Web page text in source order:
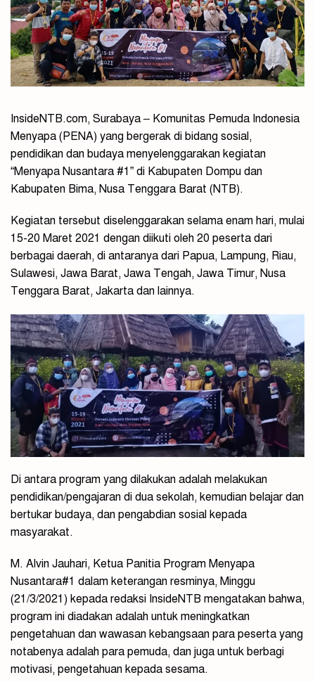
InsideNTB.com, Surabaya – Komunitas Pemuda Indonesia
Menyapa (PENA) yang bergerak di bidang sosial,
pendidikan dan budaya menyelenggarakan kegiatan
“Menyapa Nusantara #1” di Kabupaten Dompu dan
Kabupaten Bima, Nusa Tenggara Barat (NTB).
Kegiatan tersebut diselenggarakan selama enam hari, mulai
15-20 Maret 2021 dengan diikuti oleh 20 peserta dari
berbagai daerah, di antaranya dari Papua, Lampung, Riau,
Sulawesi, Jawa Barat, Jawa Tengah, Jawa Timur, Nusa
Tenggara Barat, Jakarta dan lainnya.
Di antara program yang dilakukan adalah melakukan
pendidikan/pengajaran di dua sekolah, kemudian belajar dan
bertukar budaya, dan pengabdian sosial kepada
masyarakat.
M. Alvin Jauhari, Ketua Panitia Program Menyapa
Nusantara#1 dalam keterangan resminya, Minggu
(21/3/2021) kepada redaksi InsideNTB mengatakan bahwa,
program ini diadakan adalah untuk meningkatkan
pengetahuan dan wawasan kebangsaan para peserta yang
notabenya adalah para pemuda, dan juga untuk berbagi
motivasi, pengetahuan kepada sesama.